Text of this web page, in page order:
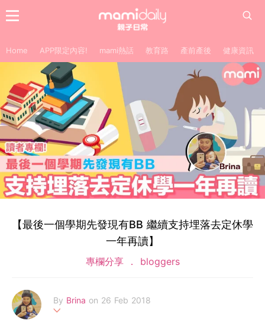
Home APP限定內容! mami熱話 教育路 產前產後 健康資訊
【最後一個學期先發現有BB 繼續支持埋落去定休學
一年再讀】
專欄分享 bloggers
By Brina on 26 Feb 2018